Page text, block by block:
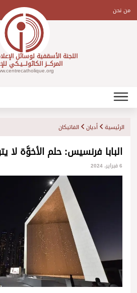
contentمن نحن
اللجنة الأسقفية لوسائل
المركـــز الكاثولـــيـكي
الرئيسية أديان الفاتيكان
البابا فرنسيس: حلم الأخوَّة لا
6 فبراير، 2024